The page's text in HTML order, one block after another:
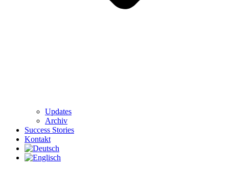
Updates
Archiv
Success Stories
Kontakt